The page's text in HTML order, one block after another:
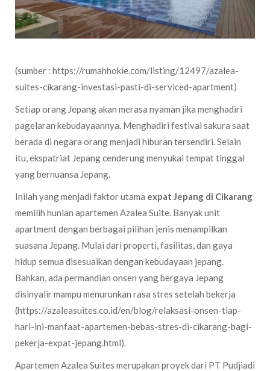
(sumber : https://rumahhokie.com/listing/12497/azalea-
suites-cikarang-investasi-pasti-di-serviced-apartment)
Setiap orang Jepang akan merasa nyaman jika menghadiri
pagelaran kebudayaannya. Menghadiri festival sakura saat
berada di negara orang menjadi hiburan tersendiri. Selain
itu, ekspatriat Jepang cenderung menyukai tempat tinggal
yang bernuansa Jepang.
Inilah yang menjadi faktor utama expat Jepang di Cikarang
memilih hunian apartemen Azalea Suite. Banyak unit
apartment dengan berbagai pilihan jenis menampilkan
suasana Jepang. Mulai dari properti, fasilitas, dan gaya
hidup semua disesuaikan dengan kebudayaan jepang.
Bahkan, ada permandian onsen yang bergaya Jepang
disinyalir mampu menurunkan rasa stres setelah bekerja
(https://azaleasuites.co.id/en/blog/relaksasi-onsen-tiap-
hari-ini-manfaat-apartemen-bebas-stres-di-cikarang-bagi-
pekerja-expat-jepang.html).
Apartemen Azalea Suites merupakan proyek dari PT Pudjiadi